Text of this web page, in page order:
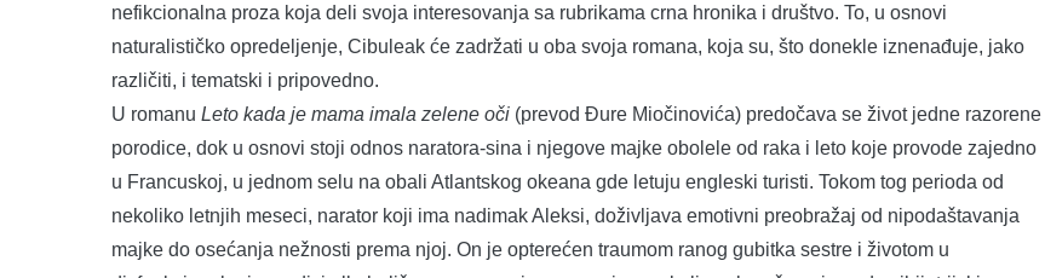
nefikcionalna proza koja deli svoja interesovanja sa rubrikama crna hronika i društvo. To, u osnovi
naturalističko opredeljenje, Cibuleak će zadržati u oba svoja romana, koja su, što donekle iznenađuje, jako
različiti, i tematski i pripovedno.
U romanu Leto kada je mama imala zelene oči (prevod Đure Miočinovića) predočava se život jedne razorene
porodice, dok u osnovi stoji odnos naratora-sina i njegove majke obolele od raka i leto koje provode zajedno
u Francuskoj, u jednom selu na obali Atlantskog okeana gde letuju engleski turisti. Tokom tog perioda od
nekoliko letnjih meseci, narator koji ima nadimak Aleksi, doživljava emotivni preobražaj od nipodaštavanja
majke do osećanja nežnosti prema njoj. On je opterećen traumom ranog gubitka sestre i životom u